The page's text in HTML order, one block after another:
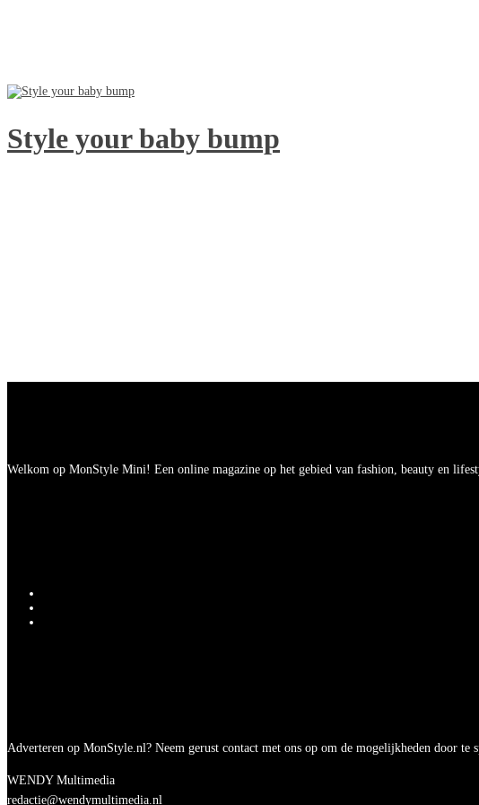
Style your baby bump
Welkom op MonStyle Mini! Een online magazine op het gebied van fashion, beauty en
Adverteren op MonStyle.nl? Neem gerust contact met ons op om de mogelijkheden door te
WENDY Multimedia
redactie@wendymultimedia.nl